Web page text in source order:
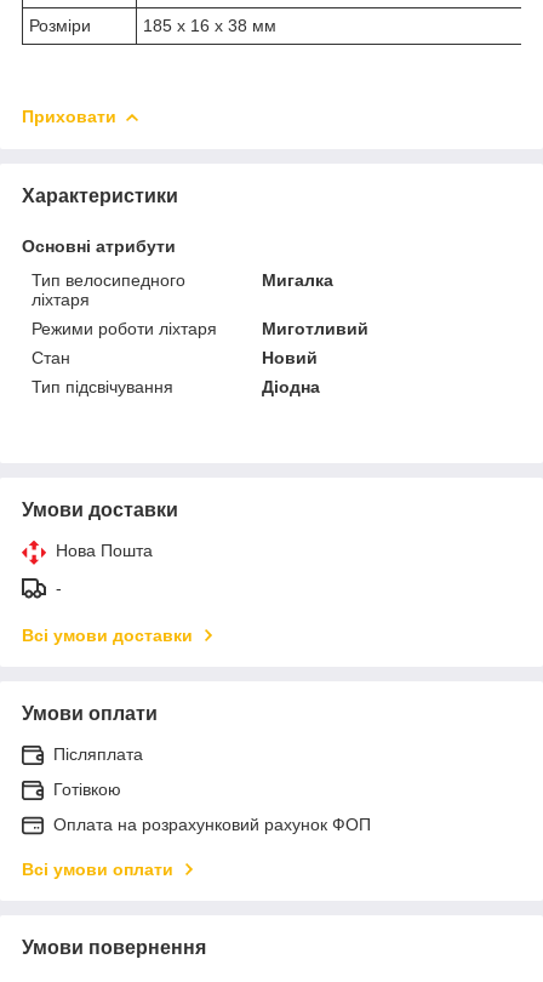
Розміри
185 х 16 х 38 мм
Приховати
Характеристики
Основні атрибути
Тип велосипедного
ліхтаря
Мигалка
Режими роботи ліхтаря
Миготливий
Стан
Новий
Тип підсвічування
Діодна
Умови доставки
Нова Пошта
-
Всі умови доставки
Умови оплати
Післяплата
Готівкою
Оплата на розрахунковий рахунок ФОП
Всі умови оплати
Умови повернення